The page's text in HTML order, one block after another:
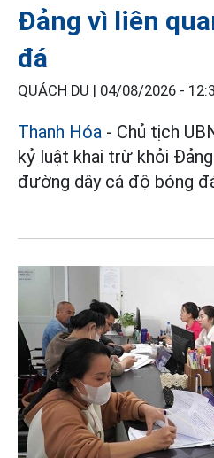
Đảng vì liên
đá
QUÁCH DU | 04/08/2026 -
Thanh Hóa - Chủ tịch
kỷ luật khai trừ khỏi
đường dây cá độ bóng